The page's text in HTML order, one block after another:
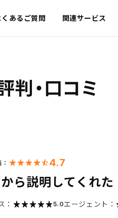
くあるご質問 関連サービス
判・口コミ
4.7
ら説明してくれた
： 5.0エージェント：